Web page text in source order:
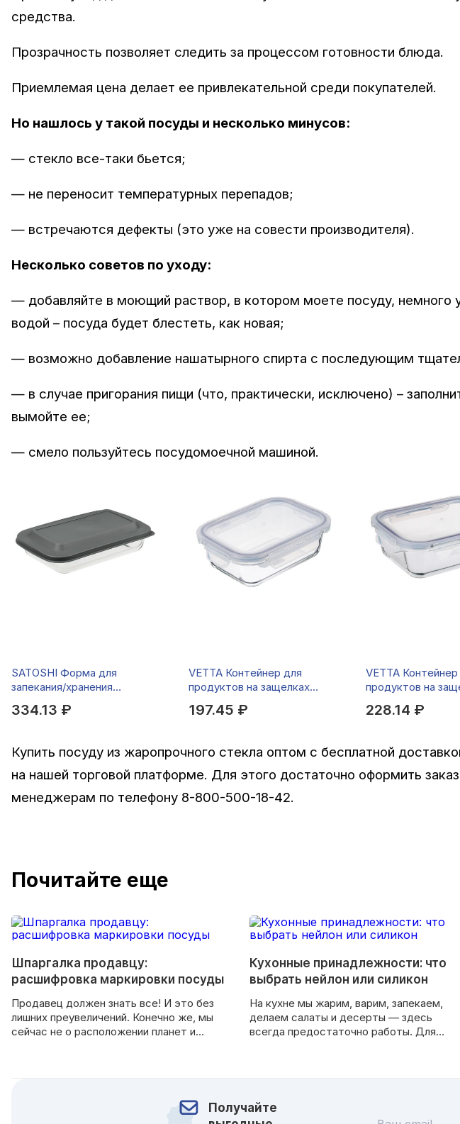
средства.
Прозрачность позволяет следить за процессом готовности блюда.
Приемлемая цена делает ее привлекательной среди покупателей.
Но нашлось у такой посуды и несколько минусов:
— стекло все-таки бьется;
— не переносит температурных перепадов;
— встречаются дефекты (это уже на совести производителя).
Несколько советов по уходу:
— добавляйте в моющий раствор, в котором моете посуду, немного
водой – посуда будет блестеть, как новая;
— возможно добавление нашатырного спирта с последующим
— в случае пригорания пищи (что, практически, исключено) –
вымойте ее;
— смело пользуйтесь посудомоечной машиной.
SATOSHI Форма для
запекания/хранения
крышкой из полипропил.
334.13 ₽
VETTA Контейнер для
продуктов на защелках
197.45 ₽
VETTA Контейнер
продуктов на
стекло
228.14 ₽
Купить посуду из жаропрочного стекла оптом с бесплатной
на нашей торговой платформе. Для этого достаточно оформить
менеджерам по телефону 8-800-500-18-42.
Почитайте еще
Шпаргалка продавцу:
расшифровка маркировки посуды
Продавец должен знать все! И это без
лишних преувеличений. Конечно же, мы
сейчас не о расположении планет и
Кухонные принадлежности: что
выбрать нейлон или силикон
На кухне мы жарим, варим, запекаем,
делаем салаты и десерты — здесь
всегда предостаточно работы. Для
помогает забыть о проблемах. Хотите,
чтобы и вам было весело на кухне?
Получайте